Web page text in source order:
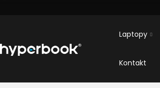
Laptopy
Kontakt